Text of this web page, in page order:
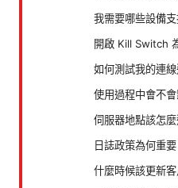
我需要哪些設備支
開啟 Kill Switch
如何測試我的連線
使用過程中會不
伺服器地點該怎麼
日誌政策為何重要
什麼時候該更新客